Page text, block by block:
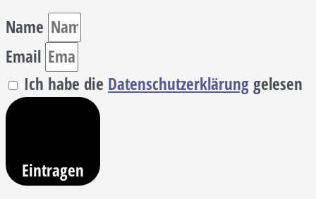
Name
Email
Ich habe die Datenschutzerklärunggelesen
Eintragen